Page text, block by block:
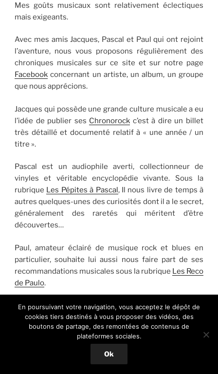
Mes goûts musicaux sont relativement éclectiques
mais exigeants.
Avec mes amis Jacques, Pascal et Paul qui ont rejoint
l’aventure, nous vous proposons régulièrement des
chroniques musicales sur ce site et sur notre page
Facebook concernant un artiste, un album, un groupe
que nous apprécions.
Jacques qui possède une grande culture musicale a eu
l’idée de publier ses Chronorock c’est à dire un billet
très détaillé et documenté relatif à « une année / un
titre ».
Pascal est un audiophile averti, collectionneur de
vinyles et véritable encyclopédie vivante. Sous la
rubrique Les Pépites à Pascal, Il nous livre de temps à
autres quelques-unes des curiosités dont il a le secret,
généralement des raretés qui méritent d’être
découvertes…
Paul, amateur éclairé de musique rock et blues en
particulier, souhaite lui aussi nous faire part de ses
recommandations musicales sous la rubrique Les Reco
de Paulo.
Nina s’est jointe à nous en septembre 2017. Il s’agit
d’une jeune parisienne passionnée d’histoire, d’art et
de musique, fidèle auditrice de Fip, ses préférences
vont à la musique indie, au folk, à la chanson, aux
En poursuivant votre navigation, vous acceptez le dépôt de
cookies tiers destinés à vous proposer des vidéos, des
boutons de partage, des remontées de contenus de
plateformes sociales.
Ok